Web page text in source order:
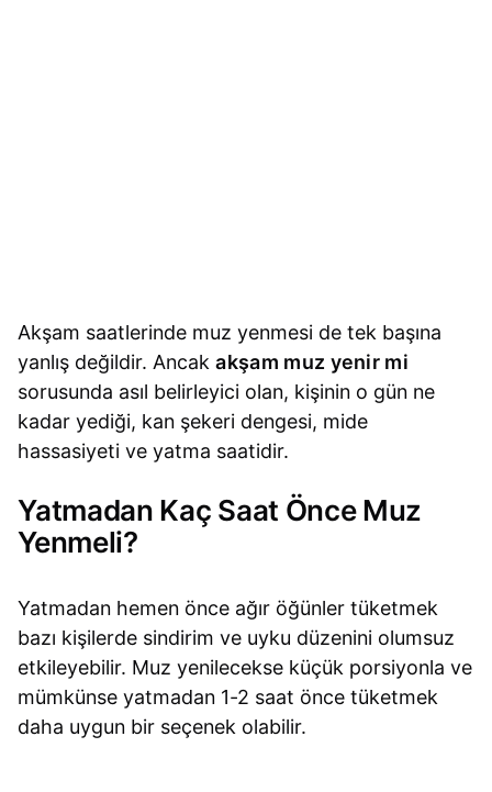
Akşam saatlerinde muz yenmesi de tek başına
yanlış değildir. Ancakakşam muz yenir mi
sorusunda asıl belirleyici olan, kişinin o gün ne
kadar yediği, kan şekeri dengesi, mide
hassasiyeti ve yatma saatidir.
Yatmadan Kaç Saat Önce Muz
Yenmeli?
Yatmadan hemen önce ağır öğünler tüketmek
bazı kişilerde sindirim ve uyku düzenini olumsuz
etkileyebilir. Muz yenilecekse küçük porsiyonla ve
mümkünse yatmadan 1-2 saat önce tüketmek
daha uygun bir seçenek olabilir.